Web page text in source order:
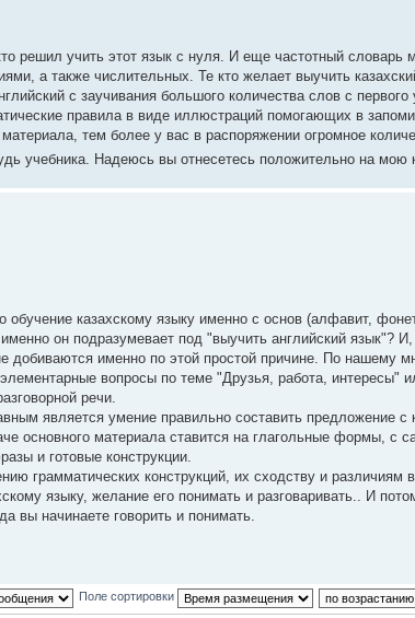
решил учить этот язык с нуля. И еще частотный
а также числительных. Те кто желает выучить
с заучивания большого количества слов с первого
правила в виде иллюстраций помогающих в
тем более у вас в распоряжении огромное
учебника. Надеюсь вы отнесетесь положительно на мою
казахскому языку именно с основ (алфавит,
он подразумевает под "выучить английский язык"? И,
добиваются именно по этой простой причине. По нашему
вопросы по теме "Друзья, работа, интересы"
речи.
является умение правильно составить предложение с
основного материала ставится на глагольные формы, с
и готовые конструкции.
грамматических конструкций, их сходству и различиям
языку, желание его понимать и разговаривать.. И
начинаете говорить и понимать.
Поле сортировки